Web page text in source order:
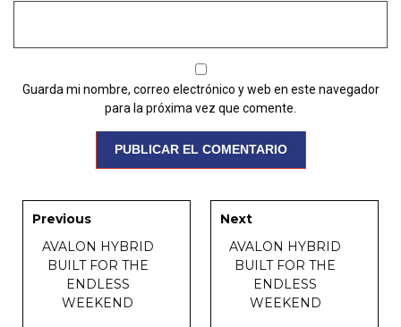
Guarda mi nombre, correo electrónico y web en este navegador
para la próxima vez que comente.
Previous
AVALON HYBRID
BUILT FOR THE
ENDLESS
WEEKEND
Next
AVALON HYBRID
BUILT FOR THE
ENDLESS
WEEKEND